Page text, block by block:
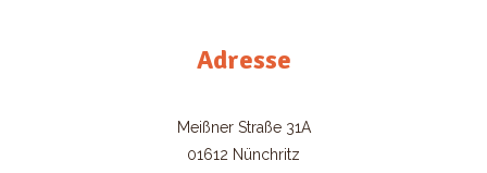
Adresse
Meißner Straße 31A
01612 Nünchritz